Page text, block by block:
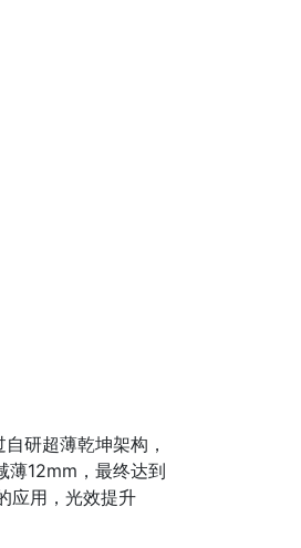
研超薄乾坤架构，
薄12mm，最终达到
应用，光效提升